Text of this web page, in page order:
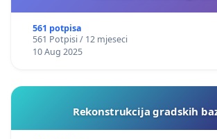
561 potpisa
561 Potpisi / 12 mjeseci
10 Aug 2025
Rekonstrukcija gradskih